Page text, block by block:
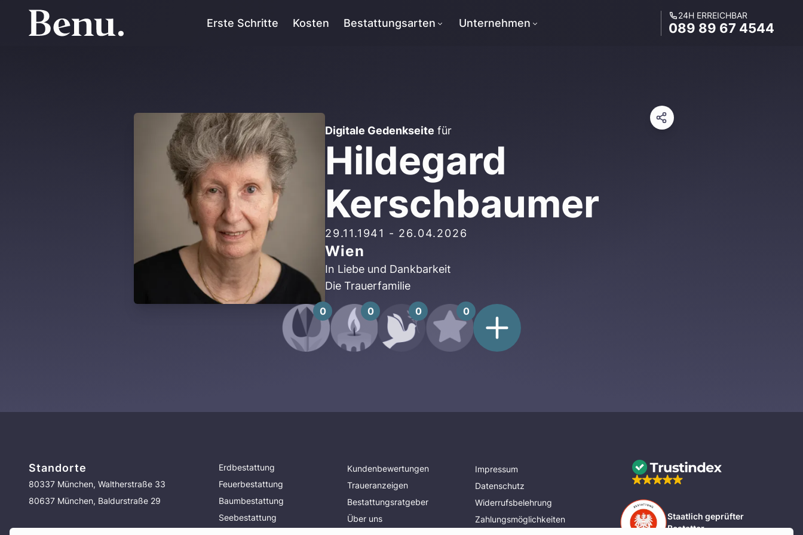
Erste Schritte Kosten Bestattungsarten Unternehmen
24H ERREICHBAR
089 89 67 4544
Digitale Gedenkseite für
Hildegard
Kerschbaumer
29.11.1941 - 26.04.2026
Wien
In Liebe und Dankbarkeit
Die Trauerfamilie
0 0 0 0
Standorte
80337 München, Waltherstraße 33
80637 München, Baldurstraße 29
Erdbestattung
Feuerbestattung
Baumbestattung
Seebestattung
Kundenbewertungen
Traueranzeigen
Bestattungsratgeber
Über uns
Impressum
Datenschutz
Widerrufsbelehrung
Zahlungsmöglichkeiten
Staatlich geprüfter
Bestatter